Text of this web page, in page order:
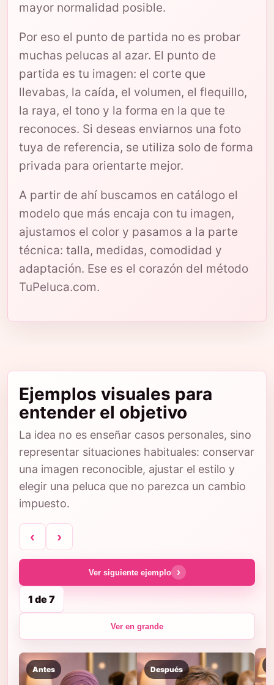
mayor normalidad posible.
Por eso el punto de partida no es probar
muchas pelucas al azar. El punto de
partida es tu imagen: el corte que
llevabas, la caída, el volumen, el flequillo,
la raya, el tono y la forma en la que te
reconoces. Si deseas enviarnos una foto
tuya de referencia, se utiliza solo de forma
privada para orientarte mejor.
A partir de ahí buscamos en catálogo el
modelo que más encaja con tu imagen,
ajustamos el color y pasamos a la parte
técnica: talla, medidas, comodidad y
adaptación. Ese es el corazón del método
TuPeluca.com.
Ejemplos visuales para
entender el objetivo
La idea no es enseñar casos personales, sino
representar situaciones habituales: conservar
una imagen reconocible, ajustar el estilo y
elegir una peluca que no parezca un cambio
impuesto.
‹ ›
Antes Después
Ver siguiente ejemplo ›
1 de 7
Ver en grande